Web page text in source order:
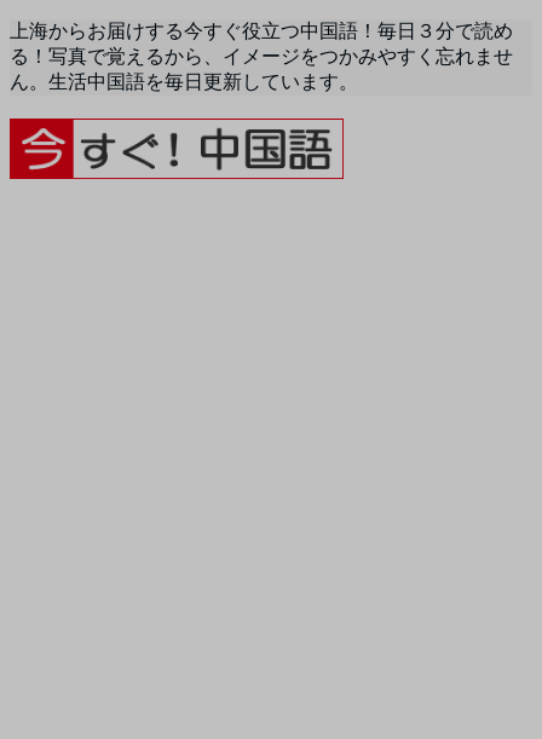
上海からお届けする今すぐ役立つ中国語！毎日３分で読め
る！写真で覚えるから、イメージをつかみやすく忘れませ
ん。生活中国語を毎日更新しています。